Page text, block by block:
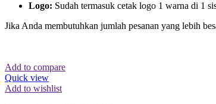
Logo: Sudah termasuk cetak logo 1 warna di 1
Jika Anda membutuhkan jumlah pesanan yang lebih
Add to compare
Quick view
Add to wishlist